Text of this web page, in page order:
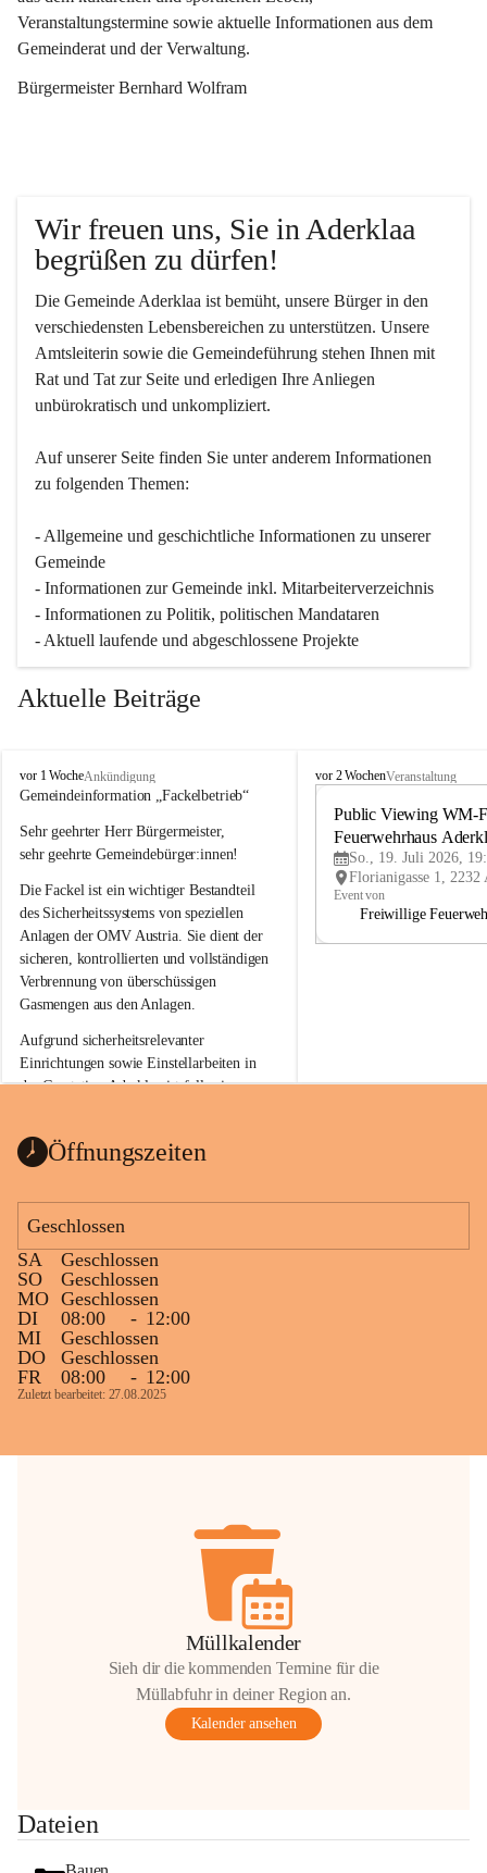
Veranstaltungstermine sowie aktuelle Informationen aus dem
Gemeinderat und der Verwaltung.
Bürgermeister Bernhard Wolfram
Wir freuen uns, Sie in Aderklaa
begrüßen zu dürfen!
Die Gemeinde Aderklaa ist bemüht, unsere Bürger in den
verschiedensten Lebensbereichen zu unterstützen. Unsere
Amtsleiterin sowie die Gemeindeführung stehen Ihnen mit
Rat und Tat zur Seite und erledigen Ihre Anliegen
unbürokratisch und unkompliziert.
Auf unserer Seite finden Sie un­ter an­de­rem Informationen
zu folgenden Themen:
- Allgemeine und geschichtliche Informationen zu unserer
Gemeinde
- Informationen zur Gemeinde inkl. Mitarbeiterverzeichnis
- Informationen zu Politik, politischen Mandataren
- Aktuell laufende und abgeschlossene Projekte
Aktuelle Beiträge
A
d
r
k
a
a
vor 1 WocheAnkündigung
Gemeindeinformation „Fackelbetrieb“
Sehr geehrter Herr Bürgermeister,
sehr geehrte Gemeindebürger:innen!
Die Fackel ist ein wichtiger Bestandteil
des Sicherheitssystems von speziellen
Anlagen der OMV Austria. Sie dient der
sicheren, kontrollierten und vollständigen
Verbrennung von überschüssigen
Gasmengen aus den Anlagen.
Aufgrund sicherheitsrelevanter
Einrichtungen sowie Einstellarbeiten in
der Gasstation Aderklaa ist fallweise
kommenden Tagen und Wochen wird
sein.
Die OMV Austria ist bemüht, für die
Bevölkerung ungewohnte, jedoch
technisch notwendige Betriebszustände so
kurz wie möglich zu halten.
Wir bitten daher die umliegende
Bevölkerung um Verständnis.
anrainer-service@omv.com
Bei Fragen, Anliegen oder Beschwerden.
Die OMV wird im Zuge von
A
vor 2 WochenVeranstaltung
Public Viewing WM-
Feuerwehrhaus
So., 19. Juli 2026,
Event von
Freiwillige
Öffnungszeiten
Geschlossen
SA
Geschlossen
SO
Geschlossen
MO Geschlossen
DI
08:00 - 12:00
MI
Geschlossen
DO
Geschlossen
FR
08:00 - 12:00
Zuletzt bearbeitet: 27.08.2025
Müllkalender
Sieh dir die kommenden Termine für die
Müllabfuhr in deiner Region an.
Kalender ansehen
Dateien